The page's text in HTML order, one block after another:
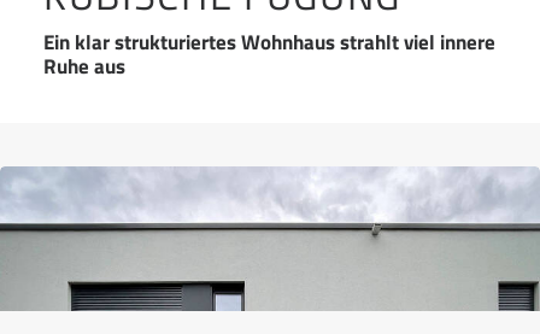
Ein klar strukturiertes Wohnhaus strahlt viel innere
Ruhe aus